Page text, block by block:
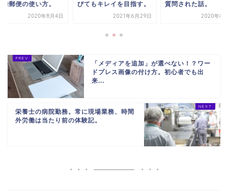
録郵便の使い方。
2020年8月4日
びてもキレイを目指す。
2021年6月29日
質問された話。
2020年8
「メディアを追加」が選べない！？ワー
ドプレス画像の付け方。初心者でも出
来...
栄養士の病院勤務。常に現場業務、時間
外労働は当たり前の体験記。